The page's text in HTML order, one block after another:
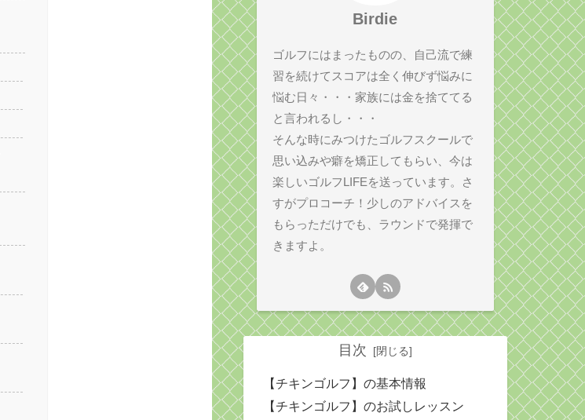
Birdie
ゴルフにはまったものの、自己流で練
習を続けてスコアは全く伸びず悩みに
悩む日々・・・家族には金を捨ててる
と言われるし・・・
そんな時にみつけたゴルフスクールで
思い込みや癖を矯正してもらい、今は
楽しいゴルフLIFEを送っています。さ
すがプロコーチ！少しのアドバイスを
もらっただけでも、ラウンドで発揮で
きますよ。
目次
【チキンゴルフ】の基本情報
【チキンゴルフ】のお試しレッスン